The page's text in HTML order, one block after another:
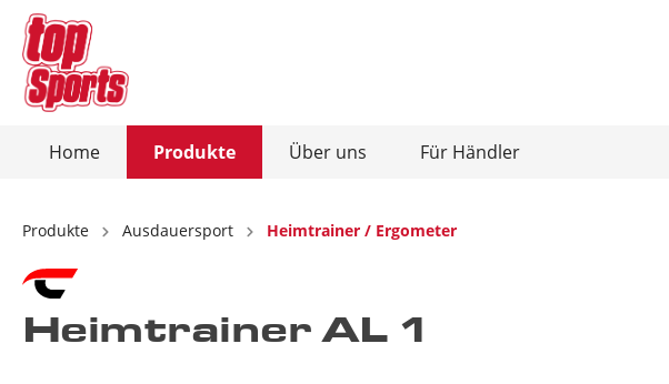
Home Produkte Über uns Für Händler
Zur Kategorie Produkte
Ausdauersport
Heimtrainer / Ergometer
Zur Kategorie Über uns
Christopeit-Connect-App
Produkte Ausdauersport Heimtrainer / Ergometer
Heimtrainer AL 1